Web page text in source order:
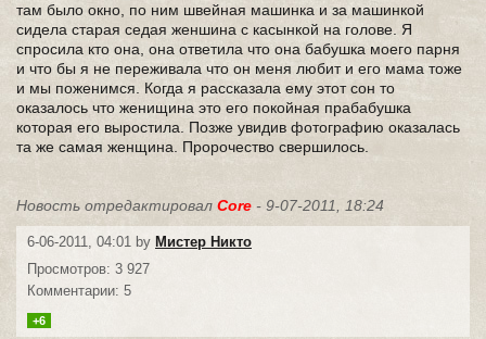
там было окно, по ним швейная машинка и за машинкой
сидела старая седая женшина с касынкой на голове. Я
спросила кто она, она ответила что она бабушка моего парня
и что бы я не переживала что он меня любит и его мама тоже
и мы поженимся. Когда я рассказала ему этот сон то
оказалось что женищина это его покойная прабабушка
которая его выростила. Позже увидив фотографию оказалась
та же самая женщина. Пророчество свершилось.
Новость отредактировал Core - 9-07-2011, 18:24
6-06-2011, 04:01 by Мистер Никто
Просмотров: 3 927
Комментарии: 5
+6